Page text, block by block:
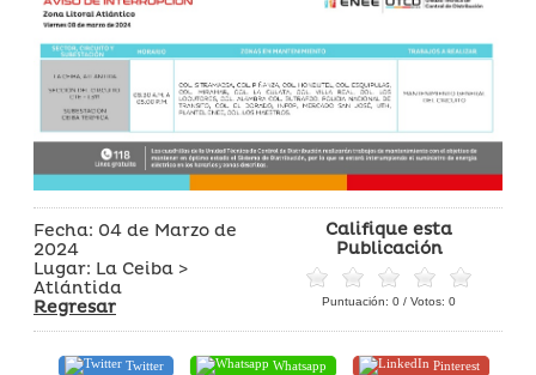
Fecha: 04 de Marzo de
2024
Lugar: La Ceiba >
Atlántida
Regresar
Califique esta
Publicación
Puntuación: 0 / Votos: 0
Twitter Whatsapp Pinterest